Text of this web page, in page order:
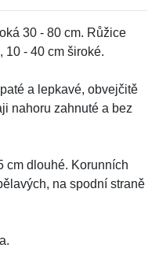
30 - 80 cm. Růžice
10 - 40 cm široké.
a lepkavé, obvejčitě
nahoru zahnuté a bez
cm dlouhé. Korunních
na spodní straně